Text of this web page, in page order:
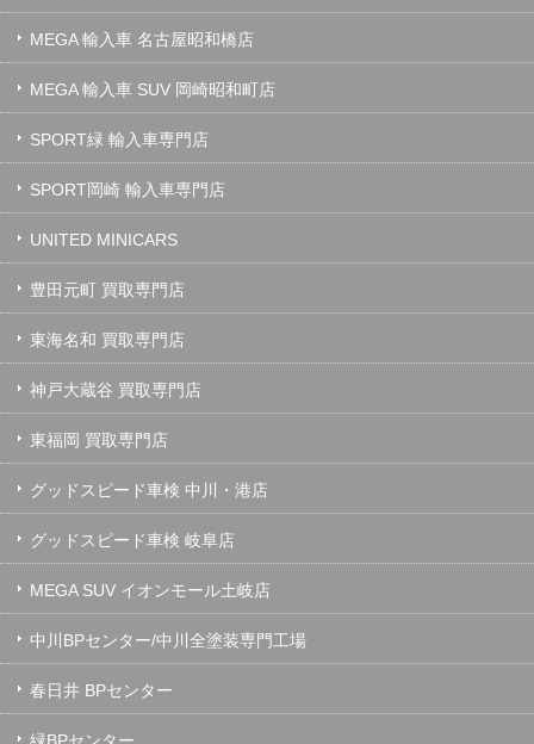
MEGA 輸入車 名古屋昭和橋店
MEGA 輸入車 SUV 岡崎昭和町店
SPORT緑 輸入車専門店
SPORT岡崎 輸入車専門店
UNITED MINICARS
豊田元町 買取専門店
東海名和 買取専門店
神戸大蔵谷 買取専門店
東福岡 買取専門店
グッドスピード車検 中川・港店
グッドスピード車検 岐阜店
MEGA SUV イオンモール土岐店
中川BPセンター/中川全塗装専門工場
春日井 BPセンター
緑BPセンター